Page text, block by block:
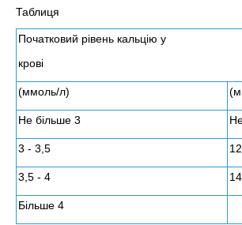
Таблиця
Початковий рівень кальцію у
крові
(ммоль/л)
Не більше 3
3 - 3,5
3,5 - 4
Більше 4